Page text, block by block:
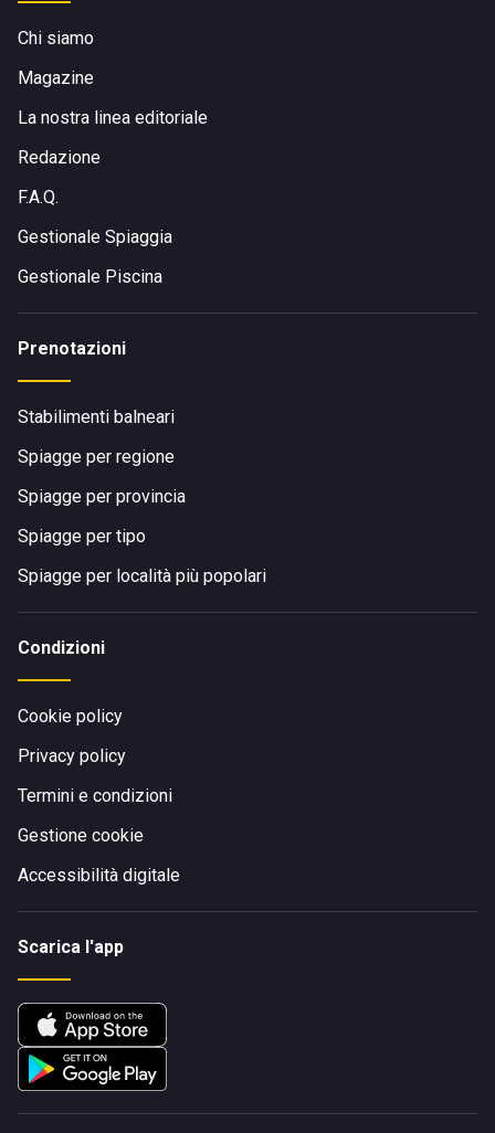
Chi siamo
Magazine
La nostra linea editoriale
Redazione
F.A.Q.
Gestionale Spiaggia
Gestionale Piscina
Prenotazioni
Stabilimenti balneari
Spiagge per regione
Spiagge per provincia
Spiagge per tipo
Spiagge per località più popolari
Condizioni
Cookie policy
Privacy policy
Termini e condizioni
Gestione cookie
Accessibilità digitale
Scarica l'app